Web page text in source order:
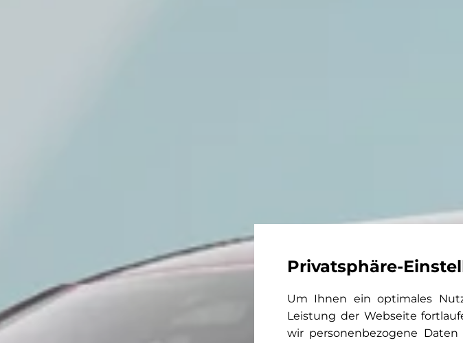
Privatsphäre-
Um Ihnen ein optimales
Leistung der Webseite
wir personenbezogene